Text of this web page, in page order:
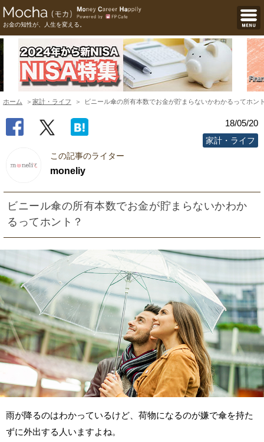
お金の知性が、人生を変える。
ホーム 家計・ライフ ビニール傘の所有本数でお金が貯まらないかわかるってホン
18/05/20
家計・ライフ
この記事のライター
moneliy
ビニール傘の所有本数でお金が貯まらないかわか
るってホント？
雨が降るのはわかっているけど、荷物になるのが嫌で傘を持た
ずに外出する人いますよね。